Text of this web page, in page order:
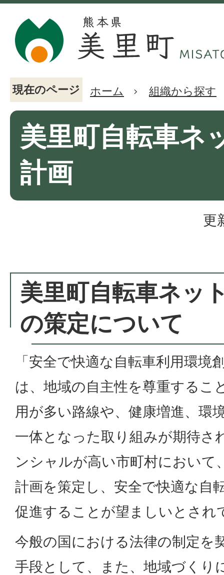
現在のページ ホーム 組織から探す
美里町自転車ネ
計画
更
美里町自転車ネッ
の策定について
「安全で快適な自転車利用環境
は、地域の自主性を尊重するこ
用が多い路線や、健康増進、環
一体となった取り組みが期待さ
ンシャルが高い市町村において
計画を策定し、安全で快適な自
促進することが望ましいとされ
今般の国における法律の制定を
手段として、また、地域づくり